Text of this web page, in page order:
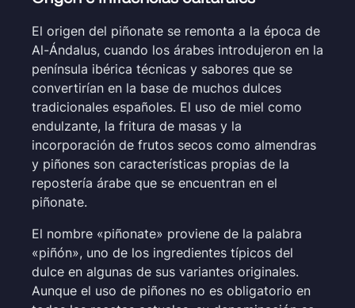
El origen del piñonate se remonta a la época de
Al-Ándalus, cuando los árabes introdujeron en la
península ibérica técnicas y sabores que se
convertirían en la base de muchos dulces
tradicionales españoles. El uso de miel como
endulzante, la fritura de masas y la
incorporación de frutos secos como almendras
y piñones son características propias de la
repostería árabe que se encuentran en el
piñonate.
El nombre «piñonate» proviene de la palabra
«piñón», uno de los ingredientes típicos del
dulce en algunas de sus variantes originales.
Aunque el uso de piñones no es obligatorio en